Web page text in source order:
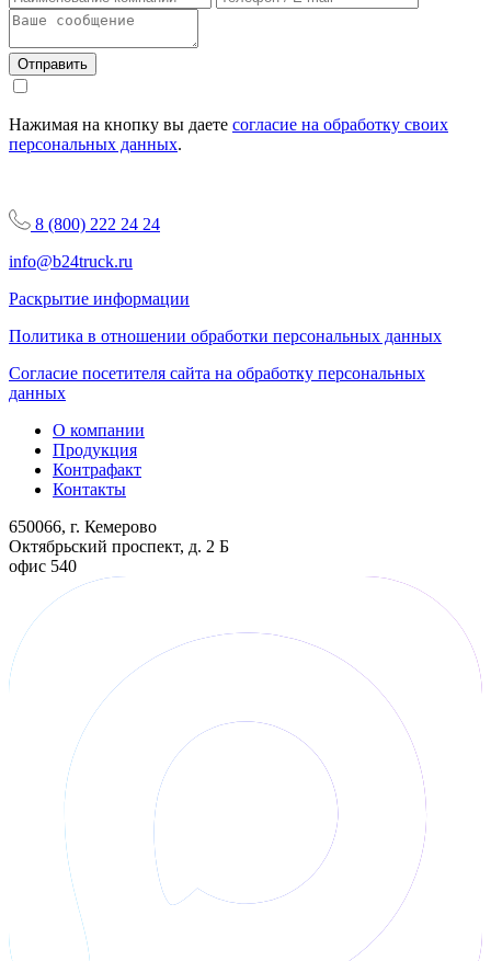
Отправить
Нажимая на кнопку вы даете согласие на обработку своих
персональных данных.
8 (800) 222 24 24
info@b24truck.ru
Раскрытие информации
Политика в отношении обработки персональных данных
Согласие посетителя сайта на обработку персональных
данных
О компании
Продукция
Контрафакт
Контакты
650066, г. Кемерово
Октябрьский проспект, д. 2 Б
офис 540